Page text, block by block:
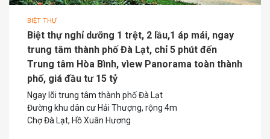
BIỆT THỰ
Biệt thự nghỉ dưỡng 1 trệt, 2 lầu,1 áp mái, ngay
trung tâm thành phố Đà Lạt, chỉ 5 phút đến
Trung tâm Hòa Bình, vìew Panorama toàn thành
phố, giá đầu tư 15 tỷ
Ngay lõi trung tâm thành phố Đà Lạt
Đường khu dân cư Hải Thượng, rộng 4m
Chợ Đà Lạt, Hồ Xuân Hương